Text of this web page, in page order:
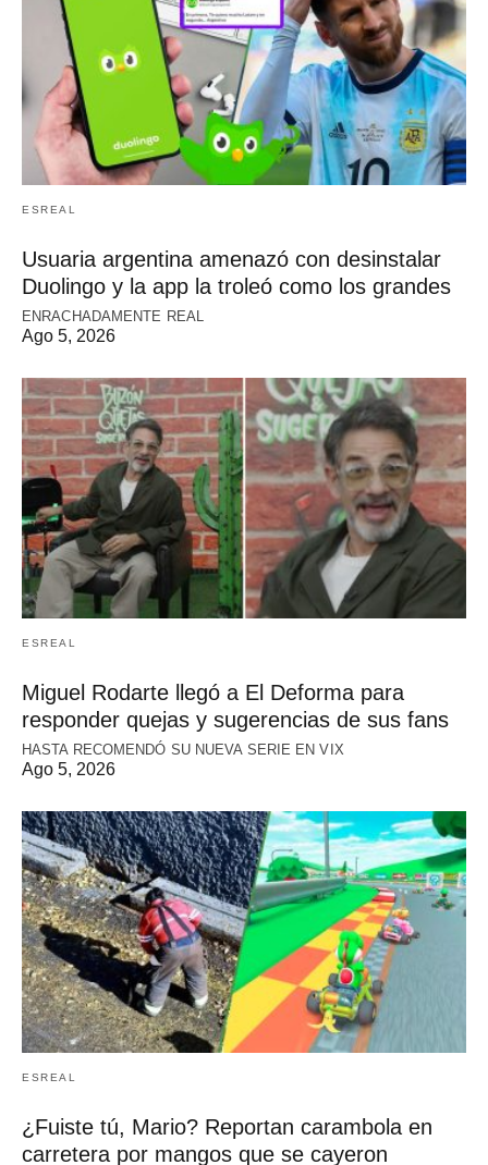
ESREAL
Usuaria argentina amenazó con desinstalar
Duolingo y la app la troleó como los grandes
ENRACHADAMENTE REAL
Ago 5, 2026
ESREAL
Miguel Rodarte llegó a El Deforma para
responder quejas y sugerencias de sus fans
HASTA RECOMENDÓ SU NUEVA SERIE EN VIX
Ago 5, 2026
ESREAL
¿Fuiste tú, Mario? Reportan carambola en
carretera por mangos que se cayeron